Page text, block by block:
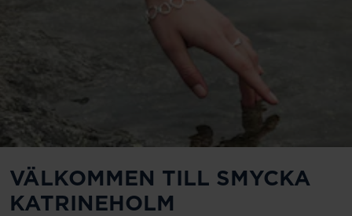
VÄLKOMMEN TILL SMYCKA
KATRINEHOLM